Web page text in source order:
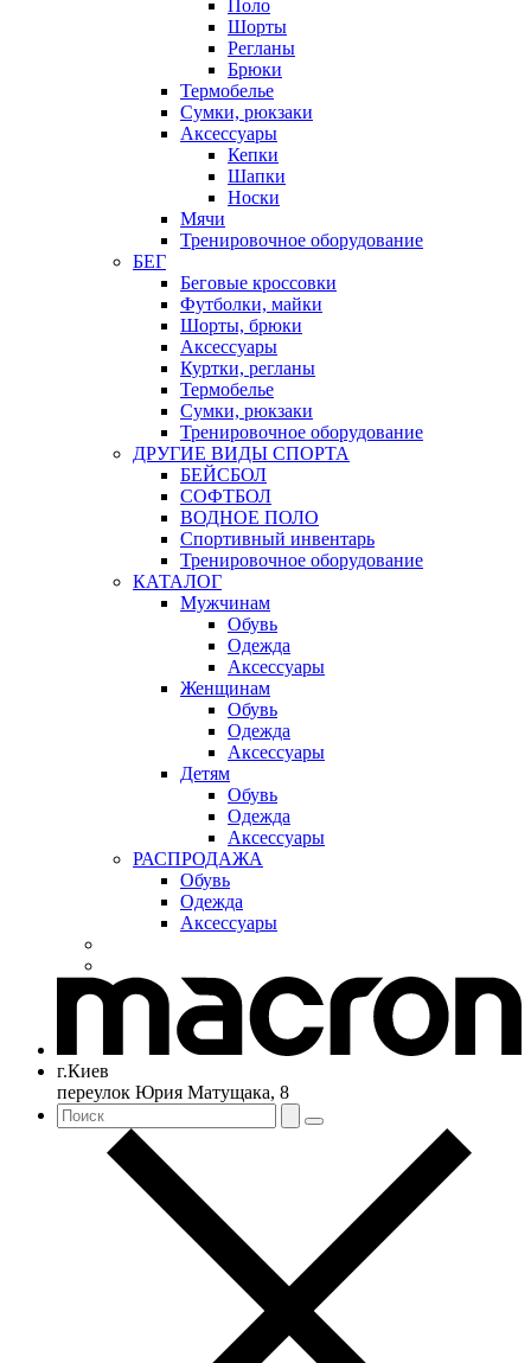
Поло
Шорты
Регланы
Брюки
Термобелье
Сумки, рюкзаки
Аксессуары
Кепки
Шапки
Носки
Мячи
Тренировочное оборудование
БЕГ
Беговые кроссовки
Футболки, майки
Шорты, брюки
Аксессуары
Куртки, регланы
Термобелье
Сумки, рюкзаки
Тренировочное оборудование
ДРУГИЕ ВИДЫ СПОРТА
БЕЙСБОЛ
СОФТБОЛ
ВОДНОЕ ПОЛО
Спортивный инвентарь
Тренировочное оборудование
КАТАЛОГ
Мужчинам
Обувь
Одежда
Аксессуары
Женщинам
Обувь
Одежда
Аксессуары
Детям
Обувь
Одежда
Аксессуары
РАСПРОДАЖА
Обувь
Одежда
Аксессуары
г.Киев
переулок Юрия Матущака, 8